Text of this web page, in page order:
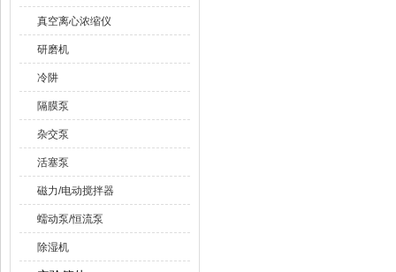
真空离心浓缩仪
研磨机
冷阱
隔膜泵
杂交泵
活塞泵
磁力/电动搅拌器
蠕动泵/恒流泵
除湿机